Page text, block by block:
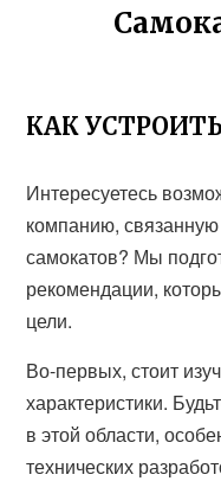
КАК
Интересуетесь
компанию,
самокатов? Мы
рекомендации,
цели.
Во-первых, стоит
характеристики.
в этой области,
технических